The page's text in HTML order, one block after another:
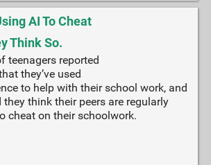
AI To Cheat
Think So.
teenagers reported
they’ve used
to help with their school work, and
think their peers are regularly
cheat on their schoolwork.